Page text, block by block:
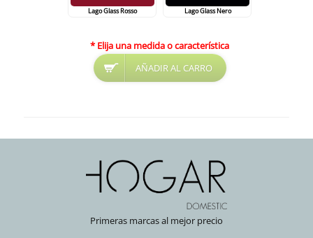
Lago Glass Rosso Lago Glass Nero
* Elija una medida o característica
AÑADIR AL CARRO
Primeras marcas al mejor precio